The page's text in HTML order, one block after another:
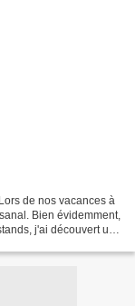
de nos vacances à
Bien évidemment,
j'ai découvert un